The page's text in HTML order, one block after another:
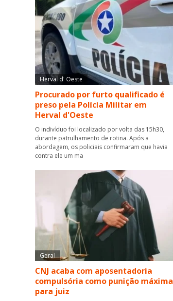
Herval d' Oeste
Procurado por furto qualificado é
preso pela Polícia Militar em
Herval d'Oeste
O indivíduo foi localizado por volta das 15h30,
durante patrulhamento de rotina. Após a
abordagem, os policiais confirmaram que havia
contra ele um ma
Geral
CNJ acaba com aposentadoria
compulsória como punição máxima
para juiz